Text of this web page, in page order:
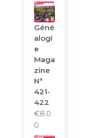
Géné
Alogi
E
Maga
Zine
N°
421-
422
€8.0
0